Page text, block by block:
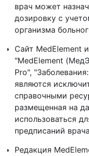
врач может
дозировку с
организма
Сайт MedElement
"MedElement
Pro",
являются
справочными
размещенная на
использоваться
предписаний
Редакция